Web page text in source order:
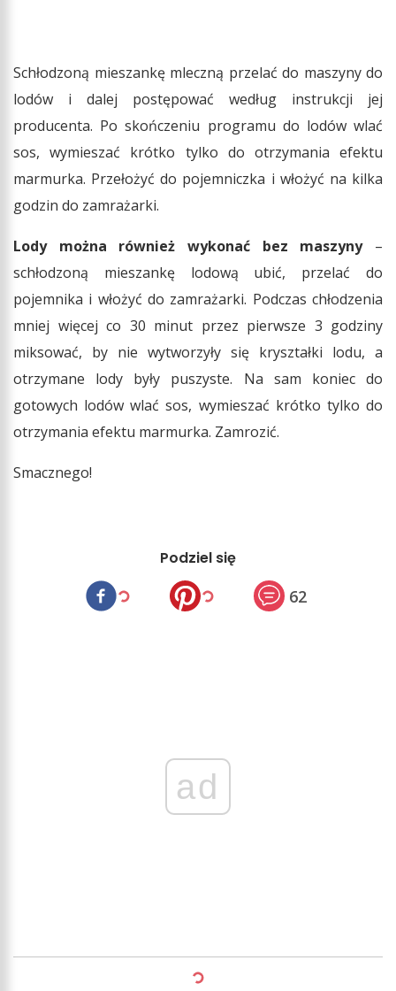
Schłodzoną mieszankę mleczną przelać do maszyny do
lodów i dalej postępować według instrukcji jej
producenta. Po skończeniu programu do lodów wlać
sos, wymieszać krótko tylko do otrzymania efektu
marmurka. Przełożyć do pojemniczka i włożyć na kilka
godzin do zamrażarki.
Lody można również wykonać bez maszyny–
schłodzoną mieszankę lodową ubić, przelać do
pojemnika i włożyć do zamrażarki. Podczas chłodzenia
mniej więcej co 30 minut przez pierwsze 3 godziny
miksować, by nie wytworzyły się kryształki lodu, a
otrzymane lody były puszyste. Na sam koniec do
gotowych lodów wlać sos, wymieszać krótko tylko do
otrzymania efektu marmurka. Zamrozić.
Smacznego!
Podziel się
62
ad